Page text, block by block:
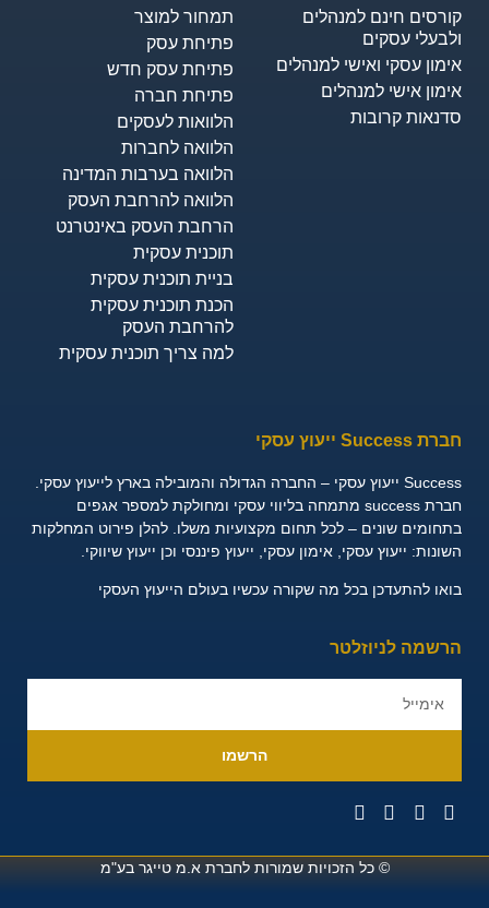
קורסים חינם למנהלים
ולבעלי עסקים
אימון עסקי ואישי למנהלים
אימון אישי למנהלים
סדנאות קרובות
תמחור למוצר
פתיחת עסק
פתיחת עסק חדש
פתיחת חברה
הלוואות לעסקים​
הלוואה לחברות
הלוואה בערבות המדינה
הלוואה להרחבת העסק
הרחבת העסק באינטרנט
תוכנית עסקית
בניית תוכנית עסקית
הכנת תוכנית עסקית
להרחבת העסק
למה צריך תוכנית עסקית
חברת Success ייעוץ עסקי
Success ייעוץ עסקי – החברה הגדולה והמובילה בארץ לייעוץ עסקי.
חברת success מתמחה בליווי עסקי ומחולקת למספר אגפים
בתחומים שונים – לכל תחום מקצועיות משלו. להלן פירוט המחלקות
השונות: ייעוץ עסקי, אימון עסקי, ייעוץ פיננסי וכן ייעוץ שיווקי.
בואו להתעדכן בכל מה שקורה עכשיו בעולם הייעוץ העסקי
הרשמה לניוזלטר
הרשמו
© כל הזכויות שמורות לחברת א.מ טייגר בע"מ